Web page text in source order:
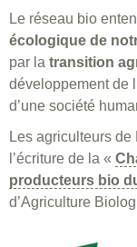
Le réseau bio
écologique de
par la transition
développement de
d’une société
Les agriculteurs
l’écriture de la «
producteurs bio
d’Agriculture